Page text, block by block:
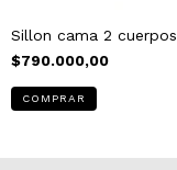
Sillon cama 2 cuerpos
$790.000,00